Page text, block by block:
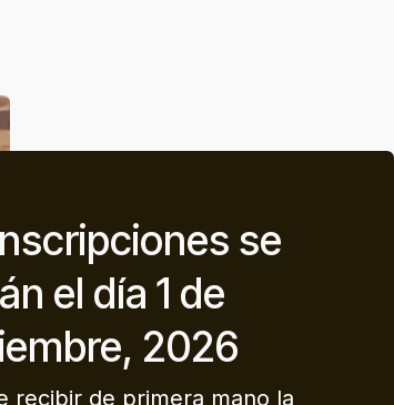
se
el día 1 de
2026
recibir de primera mano la